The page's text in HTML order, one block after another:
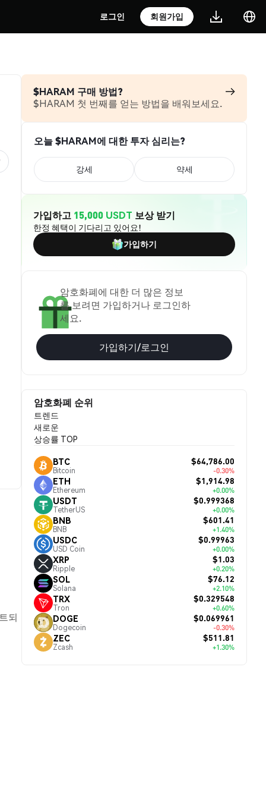
로그인 회원가입
되
$HARAM 구매 방법?
$HARAM 첫 번째를 얻는 방법을 배워보세요.
오늘 $HARAM에 대한 투자 심리는?
강세 약세
가입하고 15,000 USDT 보상 받기
한정 혜택이 기다리고 있어요!
가입하기
암호화폐에 대한 더 많은 정보
를 보려면 가입하거나 로그인하
세요.
가입하기/로그인
암호화폐 순위
트렌드
새로운
상승률 TOP
BTC
Bitcoin
$64,786.00
-0.30%
ETH
Ethereum
$1,914.98
+0.00%
USDT
TetherUS
$0.999368
+0.00%
BNB
BNB
$601.41
+1.40%
USDC
USD Coin
$0.99963
+0.00%
XRP
Ripple
$1.03
+0.20%
SOL
Solana
$76.12
+2.10%
TRX
Tron
$0.329548
+0.60%
DOGE
Dogecoin
$0.069961
-0.30%
ZEC
Zcash
$511.81
+1.30%